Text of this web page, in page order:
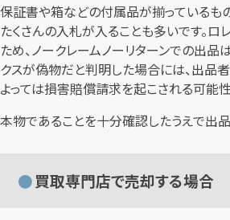
保証書や箱などの付属品が揃っているも
たくさんの入札が入ることも多いです。
ため、ノークレームノーリターンでの出品
クスが偽物だと判明した場合には、出品
よっては損害賠償請求を起こされる可能性
本物であることを十分確認したうえで出品
買取専門店で売却する場合